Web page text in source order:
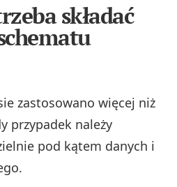
składać
zastosowano więcej niż
przypadek należy
pod kątem danych i